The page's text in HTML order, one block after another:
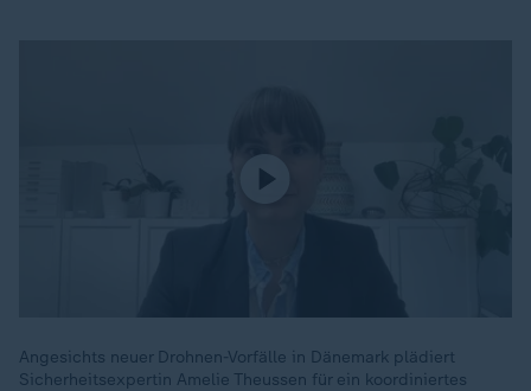
Angesichts neuer Drohnen-Vorfälle in Dänemark plädiert
Sicherheitsexpertin Amelie Theussen für ein koordiniertes